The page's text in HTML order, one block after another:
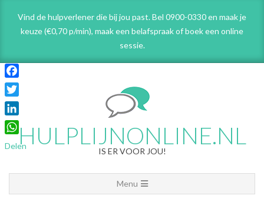
content
Vind de hulpverlener die bij jou past. Bel 0900-0330 en maak je
keuze (€0,70 p/min), maak een belafspraakof boek een online
sessie.
HULPLIJNONLINE.NL
IS ER VOOR JOU!
Navigation
Menu
Facebook
Twitter
LinkedIn
WhatsApp
Delen